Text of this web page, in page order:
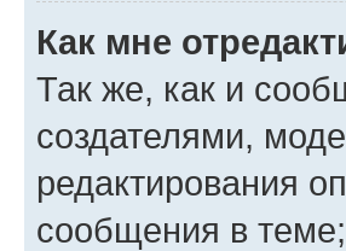
Как мне
Так же, как и
создателями,
редактирования
сообщения в